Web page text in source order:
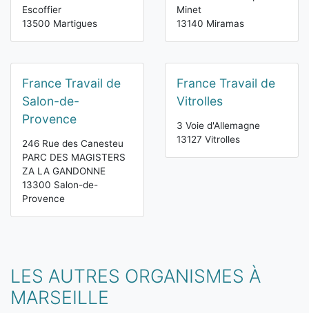
Escoffier
13500 Martigues
Minet
13140 Miramas
France Travail de
Salon-de-
Provence
246 Rue des Canesteu
PARC DES MAGISTERS
ZA LA GANDONNE
13300 Salon-de-
Provence
France Travail de
Vitrolles
3 Voie d'Allemagne
13127 Vitrolles
LES AUTRES ORGANISMES À
MARSEILLE